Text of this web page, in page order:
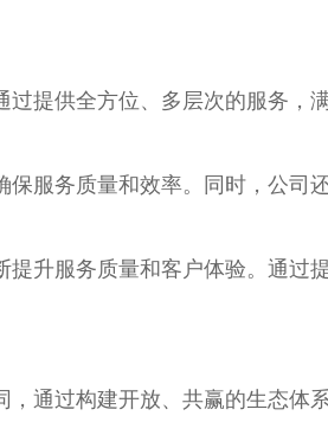
提供全方位、多层次的服务，
服务质量和效率。同时，公司
升服务质量和客户体验。通过
通过构建开放、共赢的生态体